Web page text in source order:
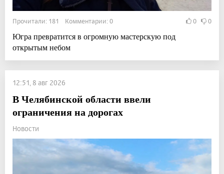
Прочитали: 181 Комментарии: 0 0 0
Югра превратится в огромную мастерскую под
открытым небом
12:51, 8 авг 2026
В Челябинской области ввели
ограничения на дорогах
Новости